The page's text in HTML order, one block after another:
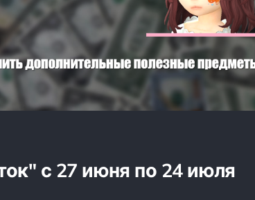
с 27 июня по 24 июля